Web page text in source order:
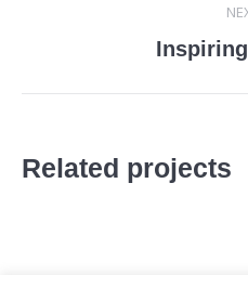
Related projects